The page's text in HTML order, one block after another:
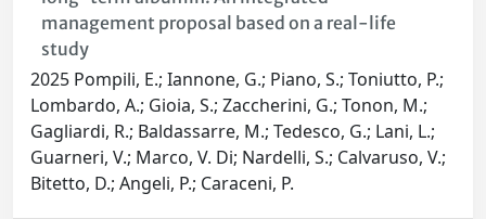
management proposal based on a real-life
study
2025 Pompili, E.; Iannone, G.; Piano, S.; Toniutto, P.;
Lombardo, A.; Gioia, S.; Zaccherini, G.; Tonon, M.;
Gagliardi, R.; Baldassarre, M.; Tedesco, G.; Lani, L.;
Guarneri, V.; Marco, V. Di; Nardelli, S.; Calvaruso, V.;
Bitetto, D.; Angeli, P.; Caraceni, P.